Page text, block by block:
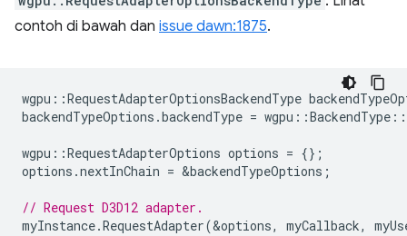
contoh di bawah dan issue dawn:1875.
wgpu ::RequestAdapterOptionsBackendType
backendTypeOptions .backendType = wgpu ::BackendType ::
wgpu ::RequestAdapterOptions options = {};
options .nextInChain = &backendTypeOptions ;
// Request D3D12 adapter.
myInstance.RequestAdapter(&options, myCallback,